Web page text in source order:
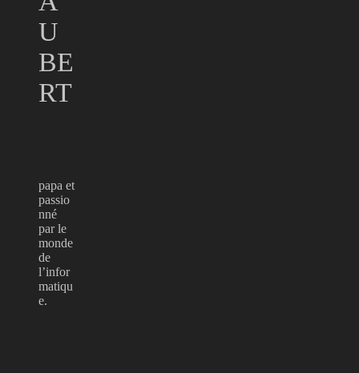
U
BE
RT
papa et
passio
nné
par le
monde
de
l’infor
matiqu
e.